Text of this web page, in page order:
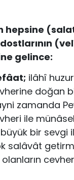
hepsine
gelince:
ilâhî
doğan
zamanda
ile
bir sevgi
salâvât
olanların